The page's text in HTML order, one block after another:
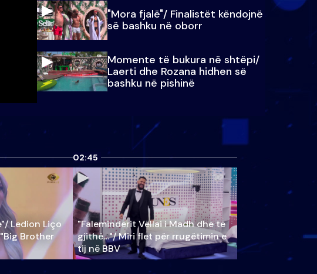
"Mora fjalë"/ Finalistët këndojnë
së bashku në oborr
Momente të bukura në shtëpi/
Laerti dhe Rozana hidhen së
bashku në pishinë
Ledion Liço
Brother
02:45
"Faleminderit Vëllai i Madh dhe të
gjithë…"/ Miri flet për rrugëtimin e
tij në BBV